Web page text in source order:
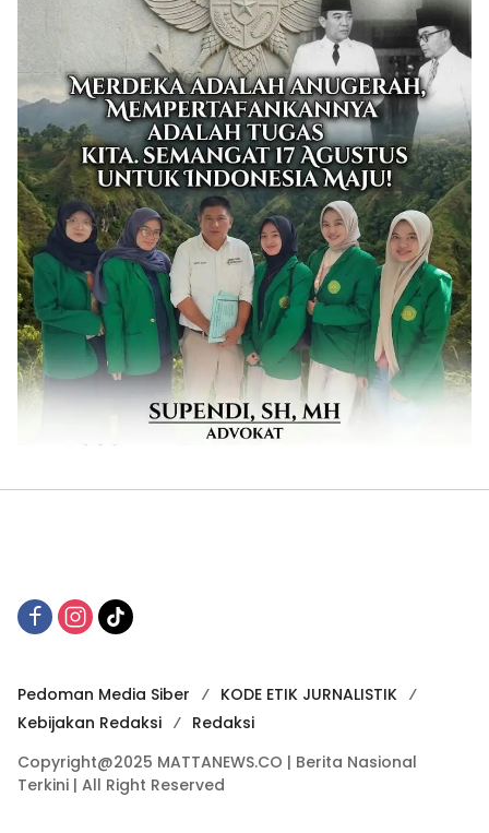
Pedoman Media Siber
KODE ETIK JURNALISTIK
Kebijakan Redaksi
Redaksi
Copyright@2025 MATTANEWS.CO | Berita Nasional
Terkini | All Right Reserved